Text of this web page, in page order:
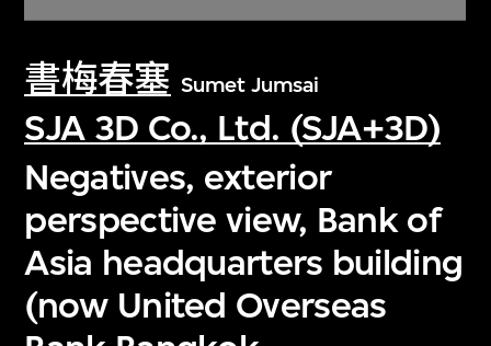
書梅春塞 Sumet Jumsai
SJA 3D Co., Ltd. (SJA+3D)
Negatives, exterior
perspective view, Bank of
Asia headquarters building
(now United Overseas
关于M+藏品
探索世界顶级的二十及二十一世纪视觉
文化藏品。